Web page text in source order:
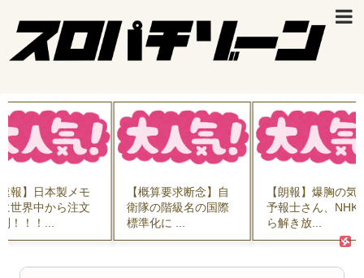
【概算要求断念】自
衛隊の階級名の国際
標準化に ...
【朗報】爆胸の気象
予報士さん、NHKか
ら解き放...
女さん ｢アイド
19歳にもなって
水を着...